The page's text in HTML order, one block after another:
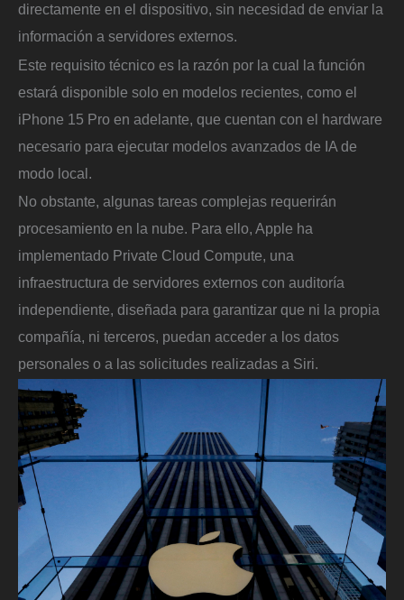
directamente en el dispositivo, sin necesidad de enviar la
información a servidores externos.
Este requisito técnico es la razón por la cual la función
estará disponible solo en modelos recientes, como el
iPhone 15 Pro en adelante, que cuentan con el hardware
necesario para ejecutar modelos avanzados de IA de
modo local.
No obstante, algunas tareas complejas requerirán
procesamiento en la nube. Para ello, Apple ha
implementado Private Cloud Compute, una
infraestructura de servidores externos con auditoría
independiente, diseñada para garantizar que ni la propia
compañía, ni terceros, puedan acceder a los datos
personales o a las solicitudes realizadas a Siri.